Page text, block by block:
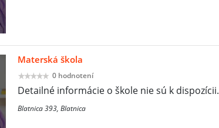
Materská škola
0 hodnotení
Detailné informácie o škole nie sú k dispozícii.
Blatnica 393, Blatnica